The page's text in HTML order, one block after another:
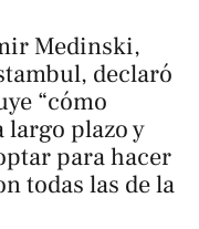
Medinski,
declaró
“cómo
largo plazo y
para hacer
todas las de la